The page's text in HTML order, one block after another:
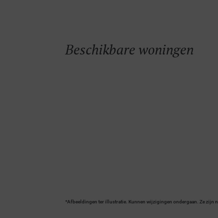
Beschikbare woningen
*Afbeeldingen ter illustratie. Kunnen wijzigingen ondergaan. Ze zijn